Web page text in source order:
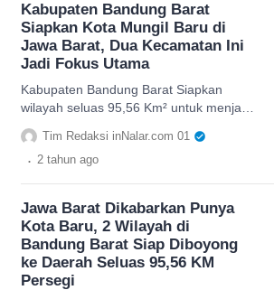
Kabupaten Bandung Barat
Siapkan Kota Mungil Baru di
Jawa Barat, Dua Kecamatan Ini
Jadi Fokus Utama
Kabupaten Bandung Barat Siapkan
wilayah seluas 95,56 Km² untuk menjadi
kota mandiri di Jawa Barat, dua
kecamatan akan diboyong pergi.
Tim Redaksi inNalar.com 01
. 2 tahun ago
Jawa Barat Dikabarkan Punya
Kota Baru, 2 Wilayah di
Bandung Barat Siap Diboyong
ke Daerah Seluas 95,56 KM
Persegi